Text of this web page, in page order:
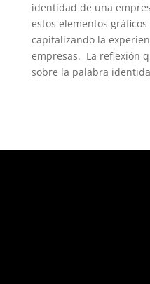
identidad de una
estos elementos
capitalizando la
empresas. La reflexión
sobre la palabra